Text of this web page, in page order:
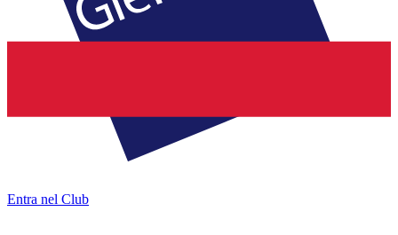
Entra nel Club